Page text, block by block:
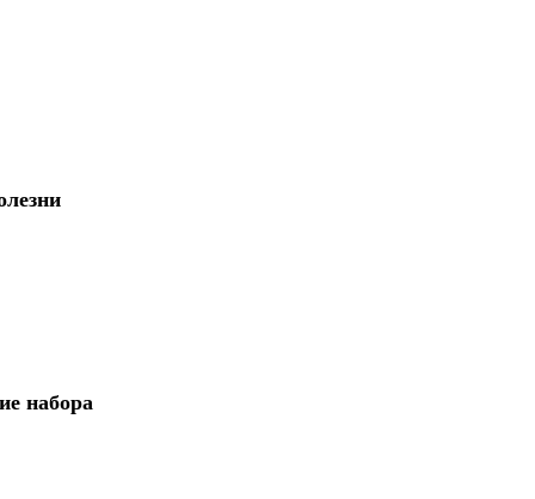
набора